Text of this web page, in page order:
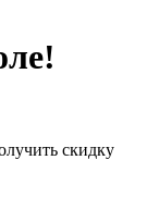
скидку